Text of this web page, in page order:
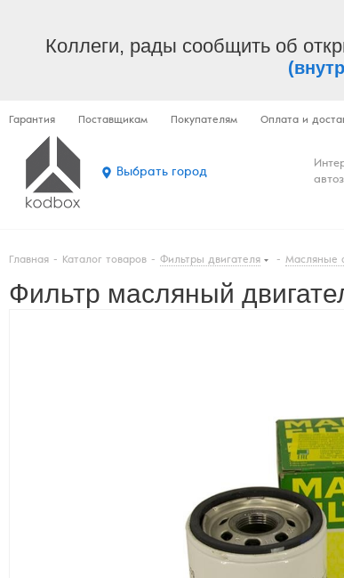
Коллеги, рады сообщить об
Гарантия Поставщикам Покупателям Оплата и
Выбрать город
Главная - Каталог товаров - Фильтры двигателя - Масляные
Фильтр масляный